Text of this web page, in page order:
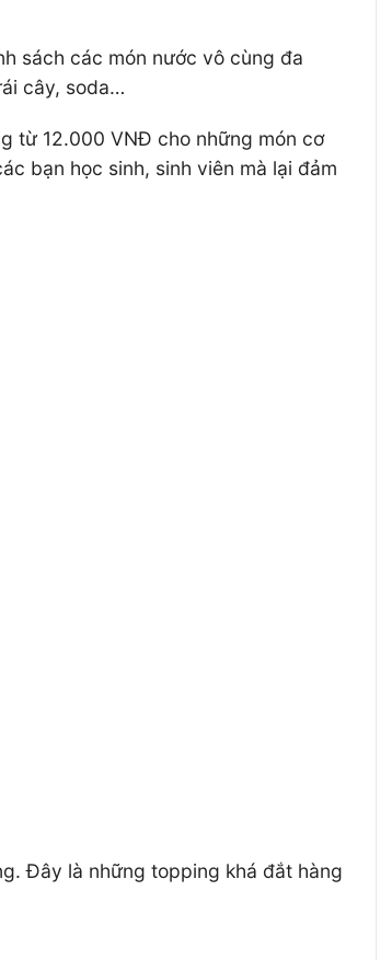
sách các món nước vô cùng đa
cây, soda…
từ 12.000 VNĐ cho những món cơ
bạn học sinh, sinh viên mà lại đảm
Đây là những topping khá đắt hàng